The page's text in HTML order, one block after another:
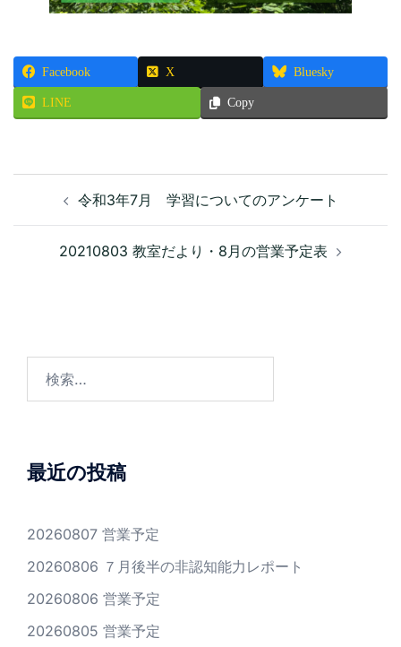
Facebook X Bluesky
LINE Copy
ナ
ン
令和3年7月 学習についてのアンケート
20210803 教室だより・8月の営業予定表
最近の投稿
20260807 営業予定
20260806 ７月後半の非認知能力レポート
20260806 営業予定
20260805 営業予定